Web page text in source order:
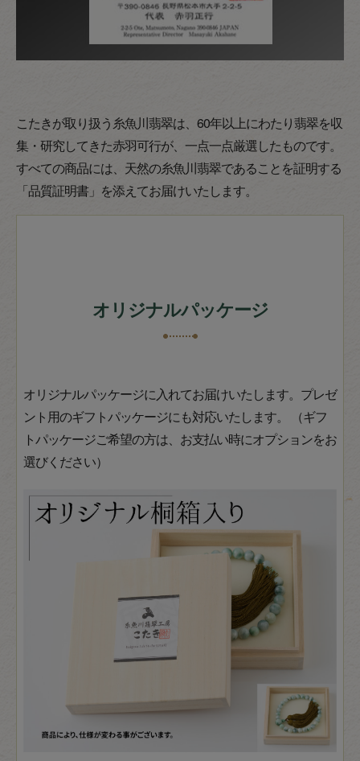
こたきが取り扱う糸魚川翡翠は、60年以上にわたり翡翠を収
集・研究してきた赤羽可行が、一点一点厳選したものです。
すべての商品には、天然の糸魚川翡翠であることを証明する
「品質証明書」を添えてお届けいたします。
オリジナルパッケージ
オリジナルパッケージに入れてお届けいたします。プレゼ
ント用のギフトパッケージにも対応いたします。 （ギフ
トパッケージご希望の方は、お支払い時にオプションをお
選びください）